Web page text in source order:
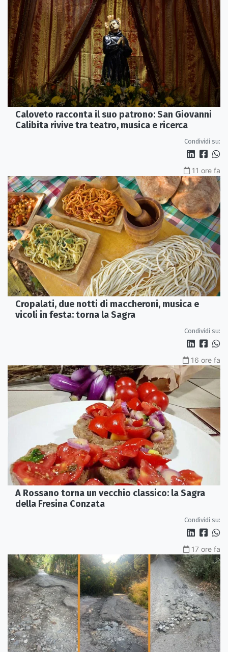
Caloveto racconta il suo patrono: San Giovanni
Calibita rivive tra teatro, musica e ricerca
Condividi su:
11 ore fa
Cropalati, due notti di maccheroni, musica e
vicoli in festa: torna la Sagra
Condividi su:
16 ore fa
A Rossano torna un vecchio classico: la Sagra
della Fresina Conzata
Condividi su:
17 ore fa